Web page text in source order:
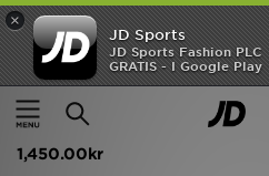
×
JD Sports
JD Sports Fashion PLC
GRATIS - I Google Play
Hem
Dam Damskor Sneakers
Nike Air Force 1 Low Women's
1,450.00kr
Hem
Rea